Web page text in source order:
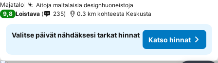
Majatalo Aitoja maltalaisia designhuoneistoja
9,8 Loistava 235 0.3 km kohteesta Keskusta
Valitse päivät nähdäksesi tarkat hinnat
Katso hinnat